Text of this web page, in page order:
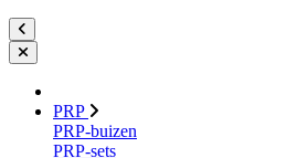
PRP
PRP-buizen
PRP-sets